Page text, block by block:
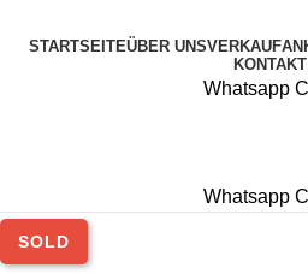
STARTSEITEÜBER UNSVERKAUF
KONTAKT
Whatsapp
Whatsapp
SOLD